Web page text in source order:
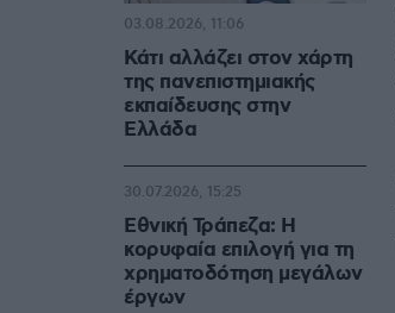
Κάτι αλλάζει στον χάρτη
της πανεπιστημιακής
εκπαίδευσης στην
Ελλάδα
03.08.2026, 11:06
Εθνική Τράπεζα: Η
κορυφαία επιλογή για τη
χρηματοδότηση μεγάλων
έργων
30.07.2026, 15:25